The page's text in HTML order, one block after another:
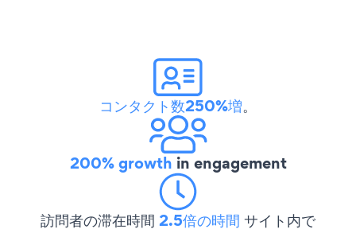
コンタクト数250%増。
200% growth in engagement
訪問者の滞在時間 2.5倍の時間 サイト内で